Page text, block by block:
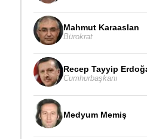
Mahmut Karaaslan
Bürokrat
Recep Tayyip
Cumhurbaşkanı
Medyum Memiş